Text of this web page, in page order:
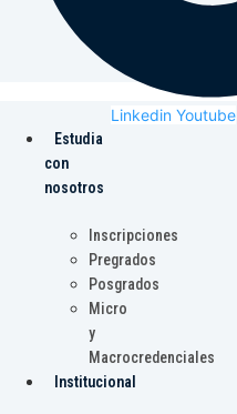
Linkedin Youtube
Estudia
con
nosotros
Inscripciones
Pregrados
Posgrados
Micro
y
Macrocredenciales
Institucional